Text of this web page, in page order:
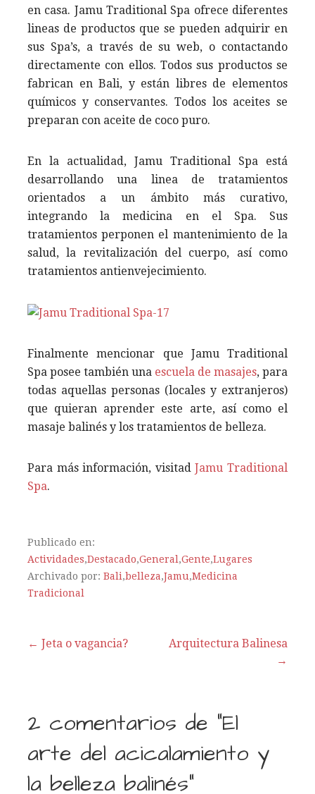
en casa. Jamu Traditional Spa ofrece diferentes
lineas de productos que se pueden adquirir en
sus Spa’s, a través de su web, o contactando
directamente con ellos. Todos sus productos se
fabrican en Bali, y están libres de elementos
químicos y conservantes. Todos los aceites se
preparan con aceite de coco puro.
En la actualidad, Jamu Traditional Spa está
desarrollando una linea de tratamientos
orientados a un ámbito más curativo,
integrando la medicina en el Spa. Sus
tratamientos perponen el mantenimiento de la
salud, la revitalización del cuerpo, así como
tratamientos antienvejecimiento.
Finalmente mencionar que Jamu Traditional
Spa posee también una escuela de masajes, para
todas aquellas personas (locales y extranjeros)
que quieran aprender este arte, así como el
masaje balinés y los tratamientos de belleza.
Para más información, visitadJamu Traditional
Spa.
Publicado en:
Actividades,Destacado,General ,Gente,Lugares
Archivado por: Bali,belleza,Jamu,Medicina
Tradicional
← Jeta o vagancia?
Arquitectura Balinesa
→
2 comentarios de “El
arte del acicalamiento y
la belleza balinés”